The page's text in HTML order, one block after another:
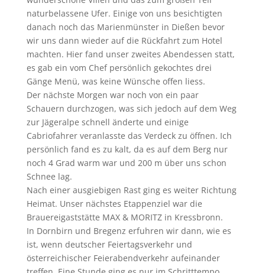
naturbelassene Ufer. Einige von uns besichtigten
danach noch das Marienmünster in Dießen bevor
wir uns dann wieder auf die Rückfahrt zum Hotel
machten. Hier fand unser zweites Abendessen statt,
es gab ein vom Chef persönlich gekochtes drei
Gänge Menü, was keine Wünsche offen liess.
Der nächste Morgen war noch von ein paar
Schauern durchzogen, was sich jedoch auf dem Weg
zur Jägeralpe schnell änderte und einige
Cabriofahrer veranlasste das Verdeck zu öffnen. Ich
persönlich fand es zu kalt, da es auf dem Berg nur
noch 4 Grad warm war und 200 m über uns schon
Schnee lag.
Nach einer ausgiebigen Rast ging es weiter Richtung
Heimat. Unser nächstes Etappenziel war die
Brauereigaststätte MAX & MORITZ in Kressbronn.
In Dornbirn und Bregenz erfuhren wir dann, wie es
ist, wenn deutscher Feiertagsverkehr und
österreichischer Feierabendverkehr aufeinander